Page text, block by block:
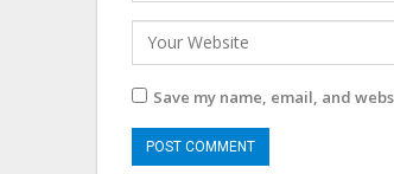
Save my name, email, and